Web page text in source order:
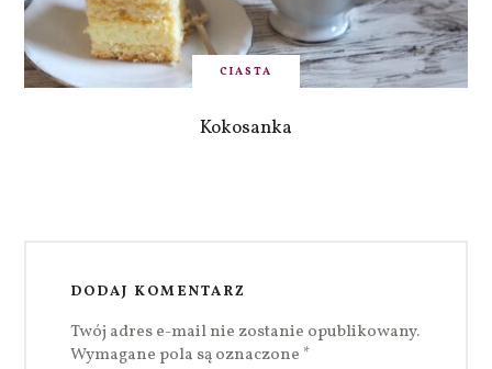
CIASTA
Kokosanka
DODAJ KOMENTARZ
Twój adres e-mail nie zostanie opublikowany.
Wymagane pola są oznaczone *